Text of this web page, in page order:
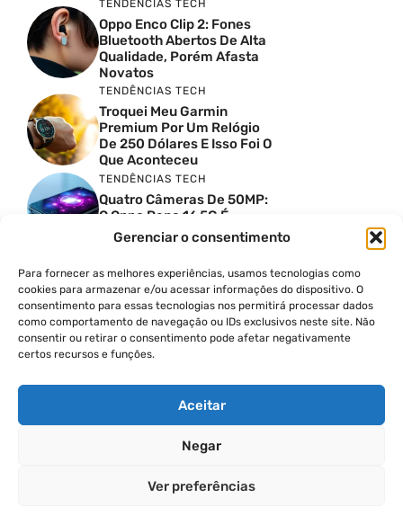
Gerenciar o consentimento
Para fornecer as melhores experiências, usamos tecnologias como
cookies para armazenar e/ou acessar informações do dispositivo. O
consentimento para essas tecnologias nos permitirá processar dados
como comportamento de navegação ou IDs exclusivos neste site. Não
consentir ou retirar o consentimento pode afetar negativamente
certos recursos e funções.
Aceitar
Negar
Ver preferências
TENDÊNCIAS TECH
Oppo Enco Clip 2: Fones
Bluetooth Abertos De Alta
Qualidade, Porém Afasta
Novatos
TENDÊNCIAS TECH
Troquei Meu Garmin
Premium Por Um Relógio
De 250 Dólares E Isso Foi O
Que Aconteceu
TENDÊNCIAS TECH
Quatro Câmeras De 50MP:
O Oppo Reno 16 5G É
Absurdo
Comparativo De
Especificações Entre O
Vivo X300 Ultra E O
Samsung Galaxy S26 Ultra
PRODUTIVIDADE DIGITAL
Instagram
POLÍTICA DE PRIVACIDADE